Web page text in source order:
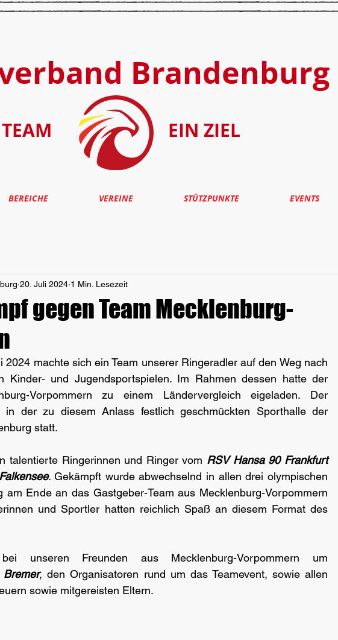
Brandenburg
EIN ZIEL
BEREICHE VEREINE STÜTZPUNKTE EVENTS
gegen Team Mecklenburg-
20. Juli 2024 1 Min. Lesezeit
2024 machte sich ein Team unserer Ringeradler auf den Weg nach
Kinder- und Jugendsportspielen. Im Rahmen dessen hatte der
Vorpommern zu einem Ländervergleich eigeladen. Der
in der zu diesem Anlass festlich geschmückten Sporthalle der
statt.
talentierte Ringerinnen und Ringer vom RSV Hansa 90 Frankfurt
. Gekämpft wurde abwechselnd in allen drei olympischen
am Ende an das Gastgeber-Team aus Mecklenburg-Vorpommern
und Sportler hatten reichlich Spaß an diesem Format des
unseren Freunden aus Mecklenburg-Vorpommern um
Bremer, den Organisatoren rund um das Teamevent, sowie allen
sowie mitgereisten Eltern.